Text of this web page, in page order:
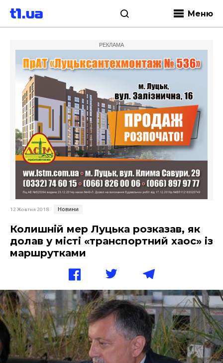
Меню
РЕКЛАМА
12 Жовтня 2018 Новини
Колишній мер Луцька розказав, як
долав у місті «транспортний хаос» із
маршрутками